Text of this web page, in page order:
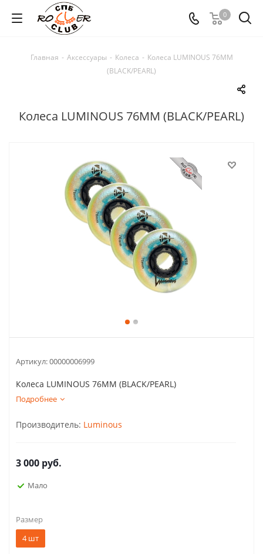
0
Главная - Аксессуары - Колеса - Колеса LUMINOUS 76MM
(BLACK/PEARL)
Колеса LUMINOUS 76MM (BLACK/PEARL)
Артикул:00000006999
Колеса LUMINOUS 76MM (BLACK/PEARL)
Подробнее
Производитель: Luminous
3 000 руб.
Мало
Размер
4 шт